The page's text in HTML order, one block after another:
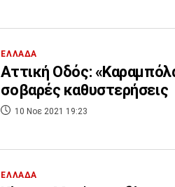
ΕΛΛΑΔΑ
Αττική Οδός:
σοβαρές καθυστερήσεις
10 Νοε 2021 19:23
ΕΛΛΑΔΑ